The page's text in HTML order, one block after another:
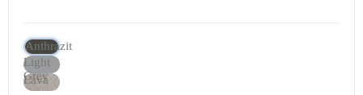
Anthrazit
Light
Grey
Lava